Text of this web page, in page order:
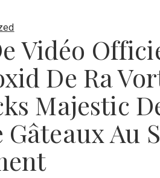
Vidéo
De Ra
Majestic
Au